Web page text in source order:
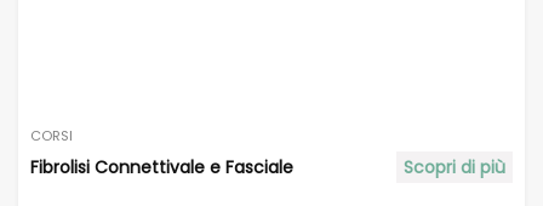
CORSI
Fibrolisi Connettivale e Fasciale Scopri di più